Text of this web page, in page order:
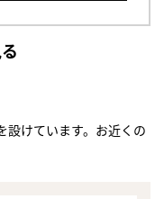
設けています。お近くの